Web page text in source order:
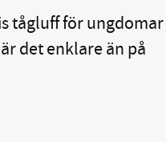
tågluff för ungdomar
det enklare än på